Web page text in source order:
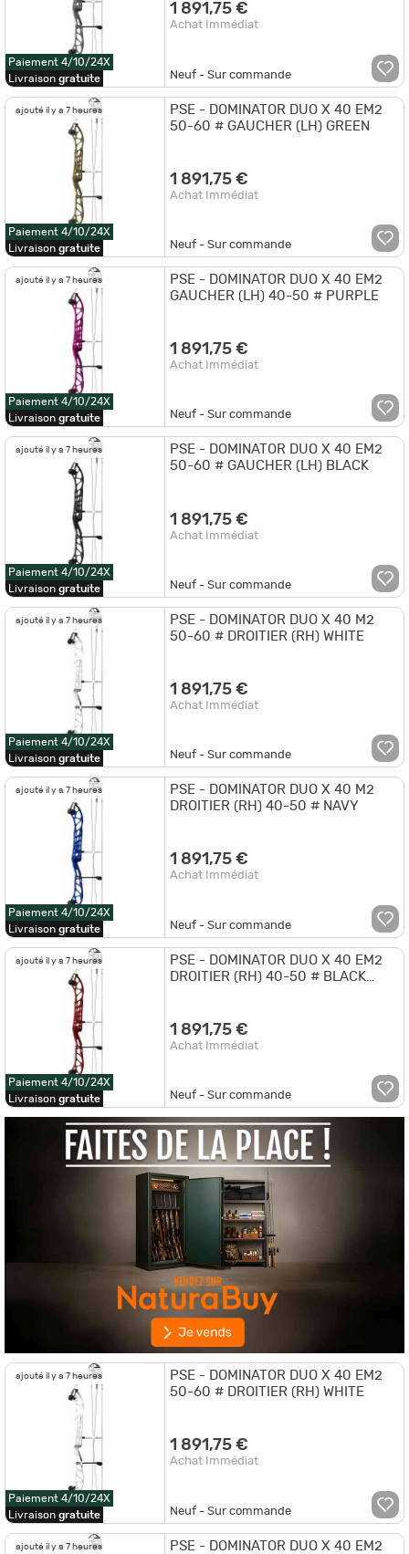
Paiement 4/10/24X
Livraison gratuite
1 891,75 €
Achat Immédiat
Neuf - Sur commande
ajouté il y a 7 heures
Paiement 4/10/24X
Livraison gratuite
PSE - DOMINATOR DUO X 40 EM2
50-60 # GAUCHER (LH) GREEN
1 891,75 €
Achat Immédiat
Neuf - Sur commande
ajouté il y a 7 heures
Paiement 4/10/24X
Livraison gratuite
PSE - DOMINATOR DUO X 40 EM2
GAUCHER (LH) 40-50 # PURPLE
1 891,75 €
Achat Immédiat
Neuf - Sur commande
ajouté il y a 7 heures
Paiement 4/10/24X
Livraison gratuite
PSE - DOMINATOR DUO X 40 EM2
50-60 # GAUCHER (LH) BLACK
1 891,75 €
Achat Immédiat
Neuf - Sur commande
ajouté il y a 7 heures
Paiement 4/10/24X
Livraison gratuite
PSE - DOMINATOR DUO X 40 M2
50-60 # DROITIER (RH) WHITE
1 891,75 €
Achat Immédiat
Neuf - Sur commande
ajouté il y a 7 heures
Paiement 4/10/24X
Livraison gratuite
PSE - DOMINATOR DUO X 40 M2
DROITIER (RH) 40-50 # NAVY
1 891,75 €
Achat Immédiat
Neuf - Sur commande
ajouté il y a 7 heures
Paiement 4/10/24X
Livraison gratuite
PSE - DOMINATOR DUO X 40 EM2
DROITIER (RH) 40-50 # BLACK
1 891,75 €
Achat Immédiat
Neuf - Sur commande
ajouté il y a 7 heures
Paiement 4/10/24X
Livraison gratuite
PSE - DOMINATOR DUO X 40 EM2
50-60 # DROITIER (RH) WHITE
1 891,75 €
Achat Immédiat
Neuf - Sur commande
ajouté il y a 7 heures PSE - DOMINATOR DUO X 40 EM2